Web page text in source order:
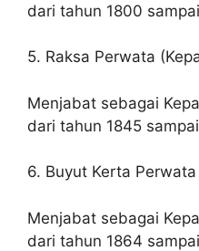
dari tahun 1800
5. Raksa Perwata
Menjabat sebagai
dari tahun 1845
6. Buyut Kerta
Menjabat sebagai
dari tahun 1864